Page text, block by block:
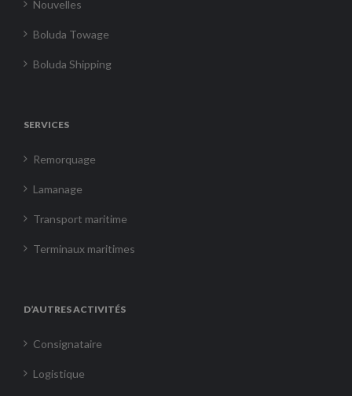
Nouvelles
Boluda Towage
Boluda Shipping
SERVICES
Remorquage
Lamanage
Transport maritime
Terminaux maritimes
D’AUTRES ACTIVITÉS
Consignataire
Logistique